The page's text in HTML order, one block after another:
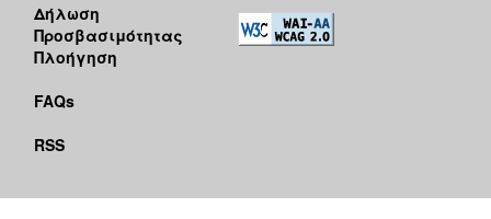
Δήλωση
Προσβασιμότητας
Πλοήγηση
FAQs
RSS